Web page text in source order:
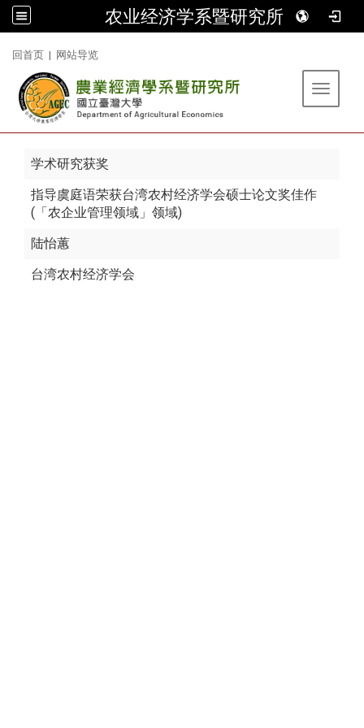
农业经济学系暨研究所
回首页 | 网站导览
Toggle
学术研究获奖
指导虞庭语荣获台湾农村经济学会硕士论文奖佳作
(「农企业管理领域」领域)
陆怡蕙
台湾农村经济学会